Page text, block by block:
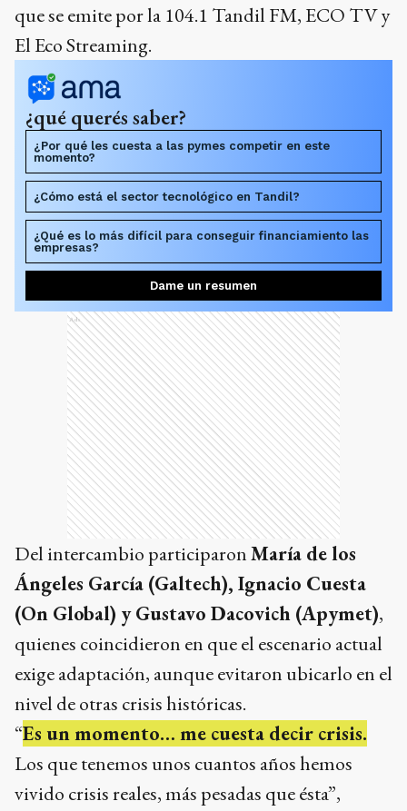
que se emite por la 104.1 Tandil FM, ECO TV y
El Eco Streaming.
¿qué querés saber?
¿Por qué les cuesta a las pymes competir en este
momento?
¿Cómo está el sector tecnológico en Tandil?
¿Qué es lo más difícil para conseguir financiamiento las
empresas?
Dame un resumen
Ads
Del intercambio participaronMaría de los
Ángeles García (Galtech), Ignacio Cuesta
(On Global) y Gustavo Dacovich (Apymet),
quienes coincidieron en que el escenario actual
exige adaptación, aunque evitaron ubicarlo en el
nivel de otras crisis históricas.
“Es un momento… me cuesta decir crisis.
Los que tenemos unos cuantos años hemos
vivido crisis reales, más pesadas que ésta”,